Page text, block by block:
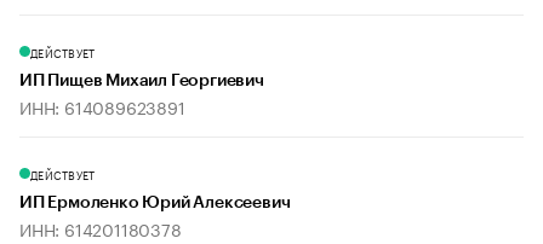
ДЕЙСТВУЕТ
ИП Пищев Михаил Георгиевич
ИНН: 614089623891
ДЕЙСТВУЕТ
ИП Ермоленко Юрий Алексеевич
ИНН: 614201180378